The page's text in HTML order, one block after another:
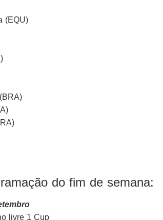
(EQU)
do fim de semana:
livre 1 Cup